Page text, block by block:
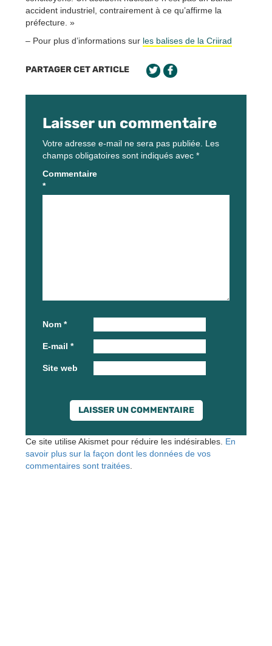
accident industriel, contrairement à ce qu’affirme la
préfecture. »
– Pour plus d’informations sur les balises de la Criirad
PARTAGER CET ARTICLE
Laisser un commentaire
Votre adresse e-mail ne sera pas publiée. Les
champs obligatoires sont indiqués avec *
Commentaire
*
Nom *
E-mail *
Site web
Ce site utilise Akismet pour réduire les indésirables. En
savoir plus sur la façon dont les données de vos
commentaires sont traitées